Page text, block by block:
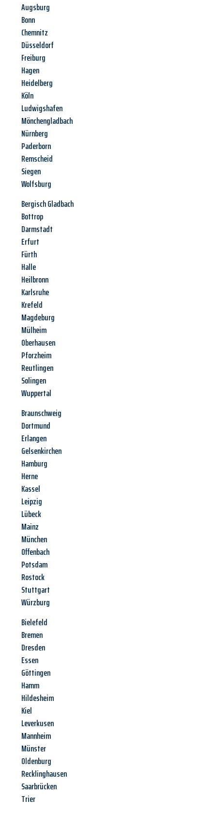
Augsburg
Bonn
Chemnitz
Düsseldorf
Freiburg
Hagen
Heidelberg
Köln
Ludwigshafen
Mönchengladbach
Nürnberg
Paderborn
Remscheid
Siegen
Wolfsburg
Bergisch Gladbach
Bottrop
Darmstadt
Erfurt
Fürth
Halle
Heilbronn
Karlsruhe
Krefeld
Magdeburg
Mülheim
Oberhausen
Pforzheim
Reutlingen
Solingen
Wuppertal
Braunschweig
Dortmund
Erlangen
Gelsenkirchen
Hamburg
Herne
Kassel
Leipzig
Lübeck
Mainz
München
Offenbach
Potsdam
Rostock
Stuttgart
Würzburg
Bielefeld
Bremen
Dresden
Essen
Göttingen
Hamm
Hildesheim
Kiel
Leverkusen
Mannheim
Münster
Oldenburg
Recklinghausen
Saarbrücken
Trier